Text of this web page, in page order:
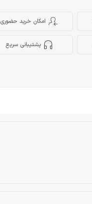
امکان خرید حضوری
پشتیبانی سریع